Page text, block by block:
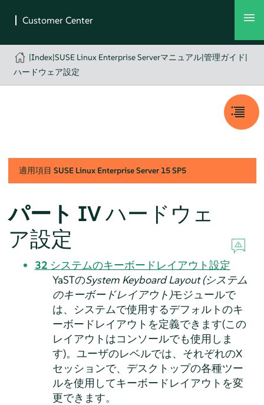
|Index|SUSE Linux Enterprise Serverマニュアル|管理ガイド|
ハードウェア設定
適用項目 SUSE Linux Enterprise Server 15 SP5
パート IVハードウェ
ア設定
32 システムのキーボードレイアウト設定
YaSTのSystem Keyboard Layout (システム
のキーボードレイアウト)モジュールで
は、システムで使用するデフォルトのキ
ーボードレイアウトを定義できます(この
レイアウトはコンソールでも使用しま
す)。ユーザのレベルでは、それぞれのX
セッションで、デスクトップの各種ツー
ルを使用してキーボードレイアウトを変
更できます。